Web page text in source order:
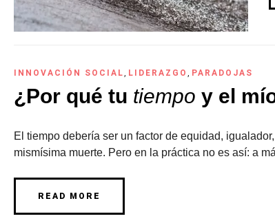
INNOVACIÓN SOCIAL, LIDERAZGO , PARADOJAS
¿Por qué tu tiempo y el
El tiempo debería ser un factor de equidad,
mismísima muerte. Pero en la práctica no es así: a
READ MORE